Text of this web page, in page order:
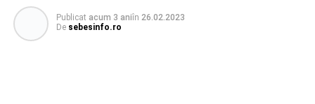
Publicat acum 3 aniîn 26.02.2023
De sebesinfo.ro